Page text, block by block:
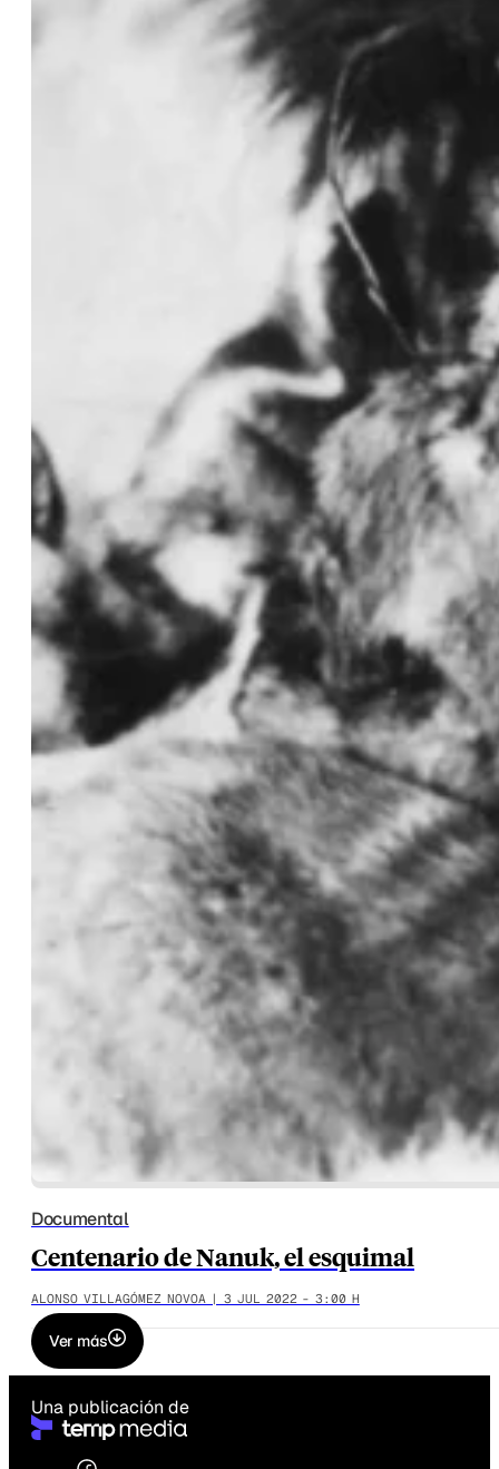
Documental
Centenario de Nanuk, el esquimal
ALONSO VILLAGÓMEZ NOVOA | 3 JUL 2022 - 3:00 H
Ver más
Una publicación de